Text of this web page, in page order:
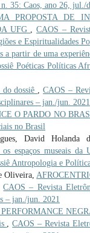
35: Caos, ano 26, jul./
PROPOSTA DE
UFG ,CAOS –
e Espiritualidades
partir de uma
Poéticas Políticas
dossiê ,CAOS –
– jan./jun. 2021
O PARDO NO
no Brasil
David Holanda
espaços museais da
Antropologia e
Oliveira,
CAOS – Revista
– jan./jun. 2021
,CAOS – Revista